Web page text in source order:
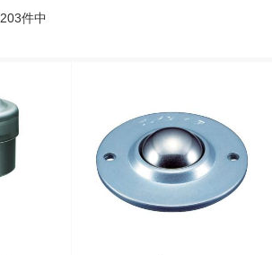
203件中